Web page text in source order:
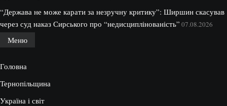
“Держава не може карати за незручну критику”: Ширшин скасував
через суд наказ Сирського про “недисциплінованість” 07.08.2026
Меню
Головна
Тернопільщина
Україна і світ